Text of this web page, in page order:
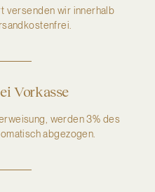
versenden wir innerhalb
Vorkasse
werden 3% des
abgezogen.